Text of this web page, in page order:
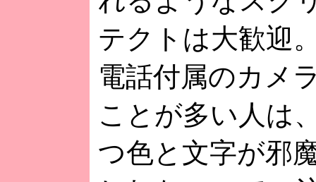
テクトは大歓迎
電話付属のカメ
ことが多い人は
つ色と文字が邪